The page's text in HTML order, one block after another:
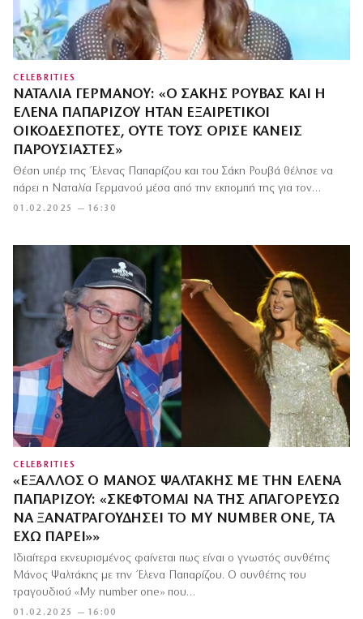
CELEBRITIES
ΝΑΤΑΛΊΑ ΓΕΡΜΑΝΟΎ: «Ο ΣΆΚΗΣ ΡΟΥΒΆΣ ΚΑΙ Η
ΈΛΕΝΑ ΠΑΠΑΡΊΖΟΥ ΉΤΑΝ ΕΞΑΙΡΕΤΙΚΟΊ
ΟΙΚΟΔΕΣΠΌΤΕΣ, ΟΎΤΕ ΤΟΥΣ ΌΡΙΣΕ ΚΑΝΕΊΣ
ΠΑΡΟΥΣΙΑΣΤΈΣ»
01.02.2025 — 16:30
Θέση υπέρ της Έλενας Παπαρίζου και του Σάκη Ρουβά θέλησε να
πάρει η Ναταλία Γερμανού μέσα από την εκπομπή της για τον…
CELEBRITIES
«ΈΞΑΛΛΟΣ Ο ΜΆΝΟΣ ΨΑΛΤΆΚΗΣ ΜΕ ΤΗΝ ΈΛΕΝΑ
ΠΑΠΑΡΊΖΟΥ: «ΣΚΈΦΤΟΜΑΙ ΝΑ ΤΗΣ ΑΠΑΓΟΡΕΎΣΩ
ΝΑ ΞΑΝΑΤΡΑΓΟΥΔΉΣΕΙ ΤΟ MY NUMBER ONE, ΤΑ
ΈΧΩ ΠΆΡΕΙ»»
01.02.2025 — 16:00
Ιδιαίτερα εκνευρισμένος φαίνεται πως είναι ο γνωστός συνθέτης
Μάνος Ψαλτάκης με την Έλενα Παπαρίζου. Ο συνθέτης του
τραγουδιού «My number one» που…